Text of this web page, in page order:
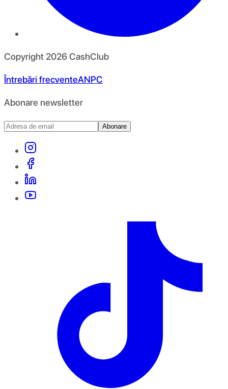
Copyright 2026CashClub
Întrebări frecventeANPC
Abonare newsletter
Abonare